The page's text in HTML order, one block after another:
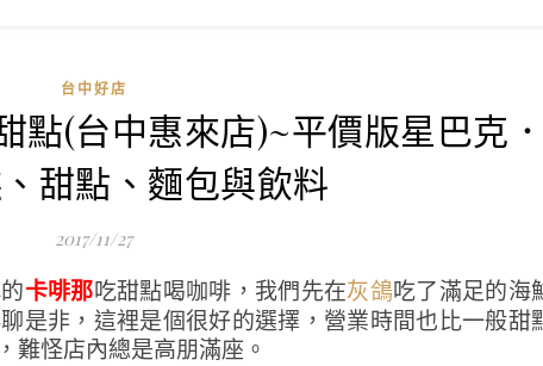
台中好店
點(台中惠來店)~平價版星巴克
甜點、麵包與飲料
2017/11/27
卡啡那吃甜點喝咖啡，我們先在灰鴿吃了滿足的海
是非，這裡是個很好的選擇，營業時間也比一般甜
難怪店內總是高朋滿座。